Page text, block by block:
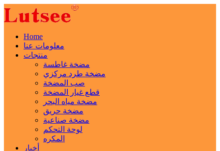
Home
معلومات عنا
منتجات
مضخة غاطسة
مضخة طرد مركزي
صب المضخة
قطع غيار المضخة
مضخة مياه البحر
مضخة حريق
مضخة صناعية
لوحة التحكم
المكره
أخبار